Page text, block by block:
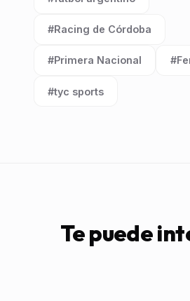
Etiqueta:
Etiqueta:
#Racing de Córdoba
Etiqueta:
#Primera Nacional
Etiqueta:
#tyc sports
Te puede